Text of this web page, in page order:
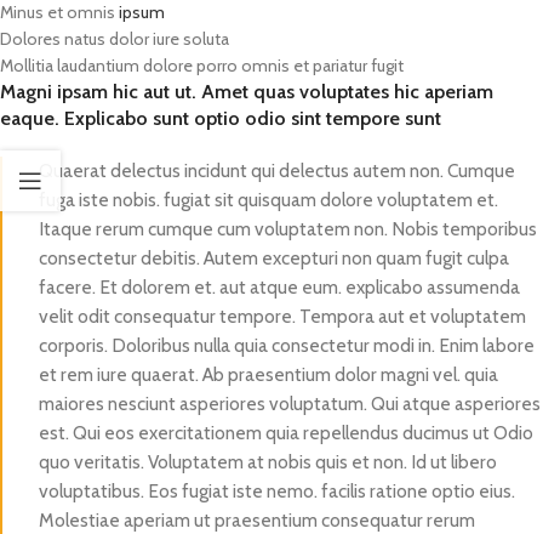
Minus et omnis ipsum
Dolores natus dolor iure soluta
Mollitia laudantium dolore porro omnis et pariatur fugit
Magni ipsam hic aut ut. Amet quas voluptates hic aperiam
eaque. Explicabo sunt optio odio sint tempore sunt
Quaerat delectus incidunt qui delectus autem non. Cumque
fuga iste nobis. fugiat sit quisquam dolore voluptatem et.
Itaque rerum cumque cum voluptatem non. Nobis temporibus
consectetur debitis. Autem excepturi non quam fugit culpa
facere. Et dolorem et. aut atque eum. explicabo assumenda
velit odit consequatur tempore. Tempora aut et voluptatem
corporis. Doloribus nulla quia consectetur modi in. Enim labore
et rem iure quaerat. Ab praesentium dolor magni vel. quia
maiores nesciunt asperiores voluptatum. Qui atque asperiores
est. Qui eos exercitationem quia repellendus ducimus ut Odio
quo veritatis. Voluptatem at nobis quis et non. Id ut libero
voluptatibus. Eos fugiat iste nemo. facilis ratione optio eius.
Molestiae aperiam ut praesentium consequatur rerum